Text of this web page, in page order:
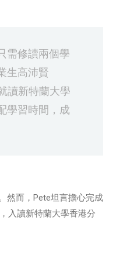
需修讀兩個學
生高沛賢
讀新特蘭大學
學習時間，成
然而，Pete坦言擔心完成
入讀新特蘭大學香港分